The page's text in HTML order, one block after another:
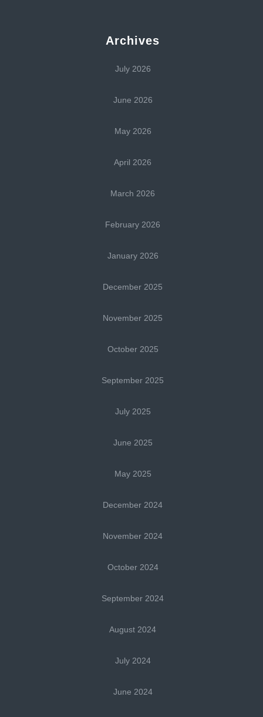
Archives
July 2026
June 2026
May 2026
April 2026
March 2026
February 2026
January 2026
December 2025
November 2025
October 2025
September 2025
July 2025
June 2025
May 2025
December 2024
November 2024
October 2024
September 2024
August 2024
July 2024
June 2024